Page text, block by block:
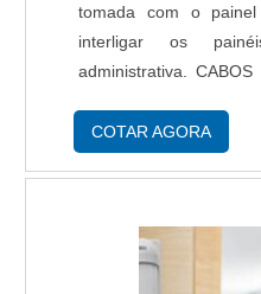
clientes.Existem
demonstrar
área de atuação.
comodato
Comprometida com
EMPRESANa Protelt
para comodato
tomada com o
interligar os
administrativa. CABOS
CAT6 NEXANS
COTAR AGORA